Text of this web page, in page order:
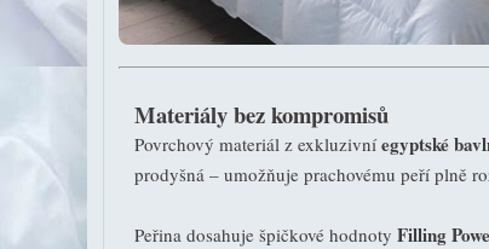
Materiály bez kompromisů
Povrchový materiál z exkluzivní egyptské
prodyšná – umožňuje prachovému peří plně
Peřina dosahuje špičkové hodnoty Filling